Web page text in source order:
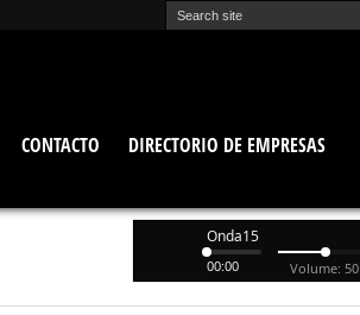
CONTACTO
DIRECTORIO DE EMPRESAS
Onda15
00:00 Volume: 50